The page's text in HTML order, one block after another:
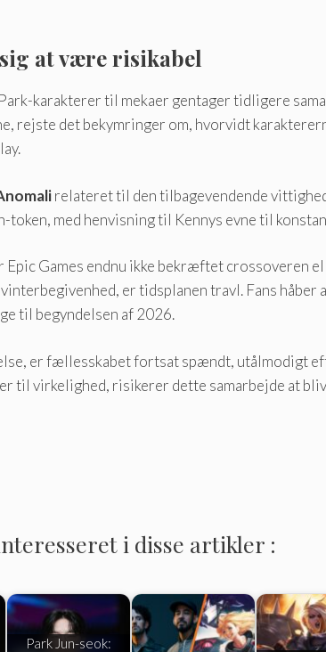
at være risikabel
karakterer til mekaer gentager tidligere
rejste det bekymringer om, hvorvidt
relateret til den tilbagevendende
token, med henvisning til Kennys evne til
Epic Games endnu ikke bekræftet
er tidsplanen travl. Fans håber
til begyndelsen af ​​2026.
er fællesskabet fortsat spændt, utålmodigt
til virkelighed, risikerer dette samarbejde at
i disse artikler :
Park Jun-seok: